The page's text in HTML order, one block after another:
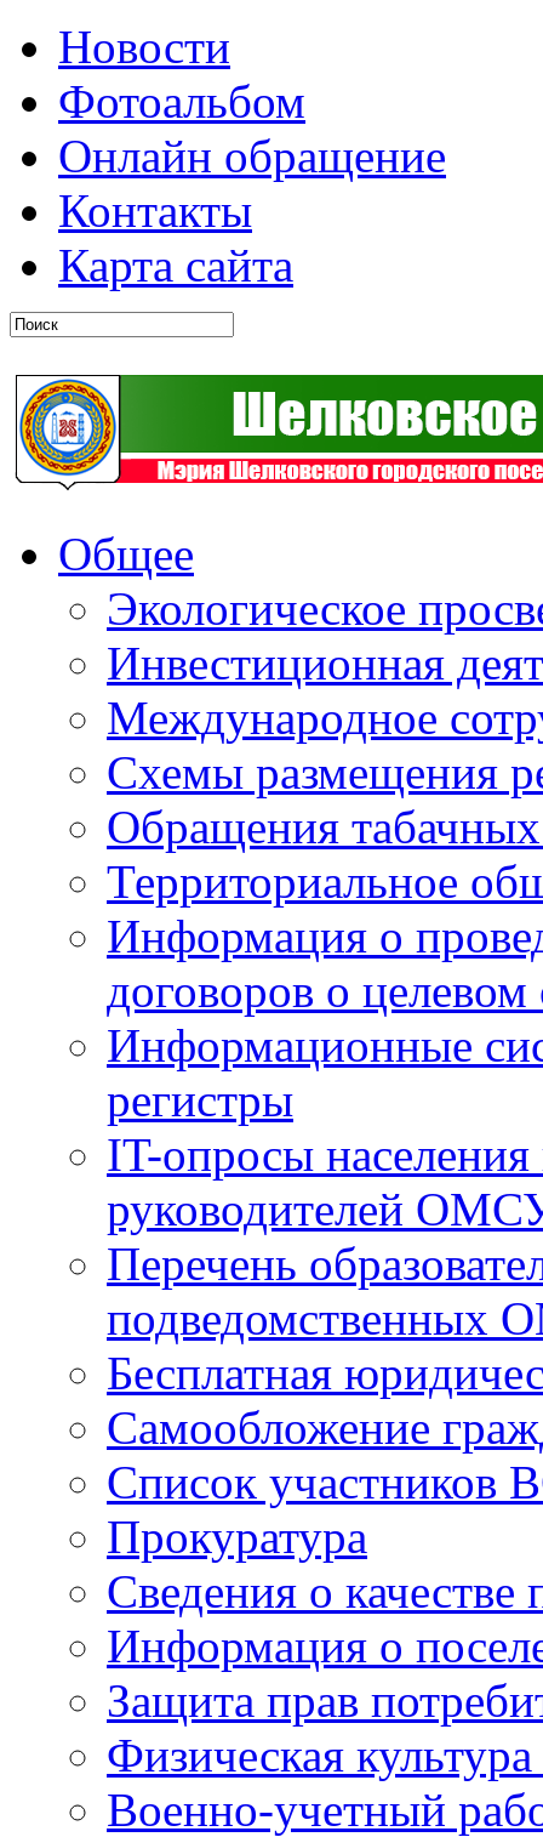
Новости
Фотоальбом
Онлайн обращение
Контакты
Карта сайта
Общее
Экологическое
Инвестиционная
Международное
Схемы размещения
Обращения
Территориальное
Информация о
договоров о
Информационные
регистры
IT-опросы населения
руководителей
Перечень
подведомственных
Бесплатная
Самообложение
Список участников
Прокуратура
Сведения о качестве
Информация о
Защита прав
Физическая
Военно-учетный